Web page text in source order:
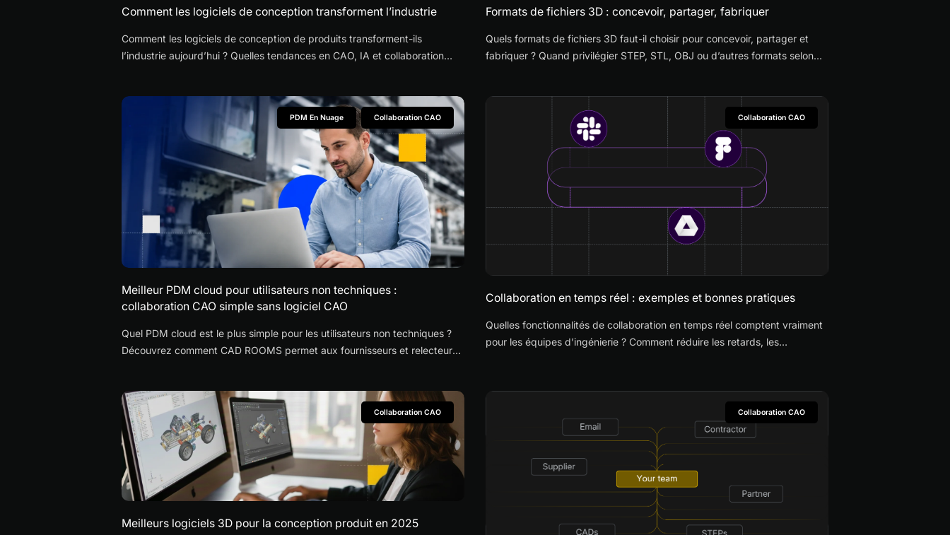
Comment les logiciels de conception transforment l’industrie
Comment les logiciels de conception de produits transforment-ils
l’industrie aujourd’hui ? Quelles tendances en CAO, IA et collaboration
Formats de fichiers 3D : concevoir, partager, fabriquer
Quels formats de fichiers 3D faut-il choisir pour concevoir, partager et
fabriquer ? Quand privilégier STEP, STL, OBJ ou d’autres formats selon
PDM En Nuage Collaboration CAO
Meilleur PDM cloud pour utilisateurs non techniques :
collaboration CAO simple sans logiciel CAO
Quel PDM cloud est le plus simple pour les utilisateurs non techniques ?
Découvrez comment CAD ROOMS permet aux fournisseurs et relecteurs
Collaboration CAO
Collaboration en temps réel : exemples et bonnes pratiques
Quelles fonctionnalités de collaboration en temps réel comptent vraiment
pour les équipes d’ingénierie ? Comment réduire les retards, les
Collaboration CAO
Meilleurs logiciels 3D pour la conception produit en 2025
Collaboration CAO